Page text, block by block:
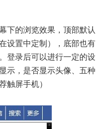
下的浏览效果，顶部默认
设置中定制），底部也有
登录后可以进行一定的设
示，是否显示头像、五种
触屏手机）